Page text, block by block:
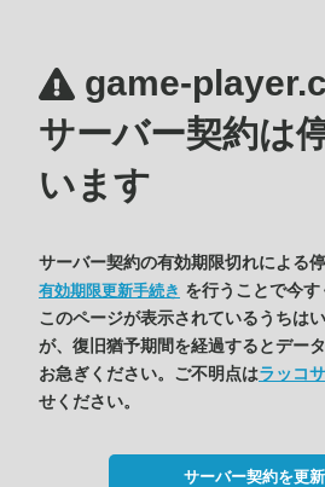
game-
サーバー契約は
います
サーバー契約の有効期限切れによる
有効期限更新手続き を行うことで今す
このページが表示されているうちは
が、復旧猶予期間を経過するとデー
お急ぎください。ご不明点はラッコ
せください。
サーバー契約を更